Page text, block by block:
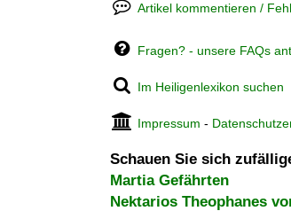
Artikel kommentieren /
Fragen? - unsere FAQs
Im Heiligenlexikon suchen
Impressum -
Schauen Sie sich
Martia Gefährten
Nektarios Theophanes